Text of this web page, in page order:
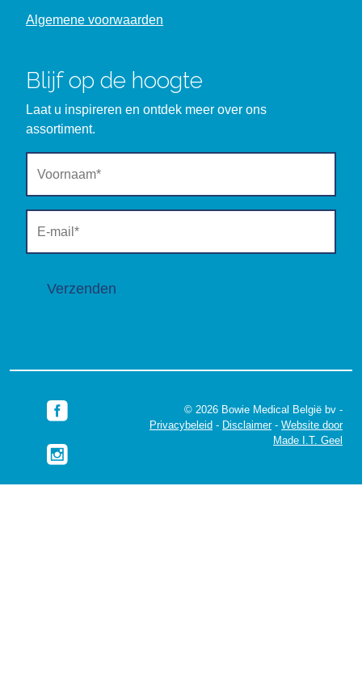
Algemene voorwaarden
Blijf op de hoogte
Laat u inspireren en ontdek meer over ons
assortiment.
Verzenden
© 2026 Bowie Medical België bv -
Privacybeleid- Disclaimer- Website door
Made I.T. Geel